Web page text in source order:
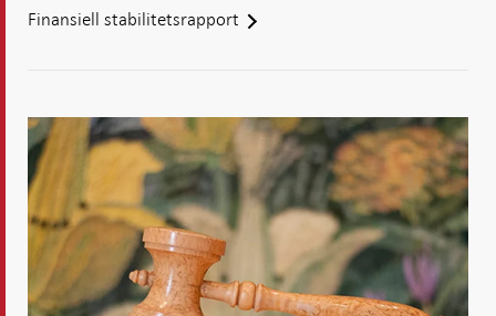
Finansiell stabilitetsrapport